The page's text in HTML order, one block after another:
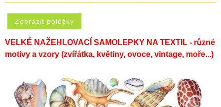
VELKÉ NAŽEHLOVACÍ SAMOLEPKY NA TEXTIL - různé
motivy a vzory (zvířátka, květiny, ovoce, vintage, moře...)